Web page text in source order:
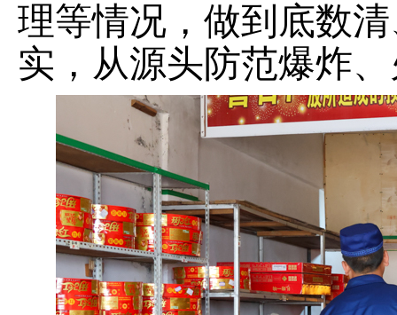
理等情况，做到底数
实，从源头防范爆炸